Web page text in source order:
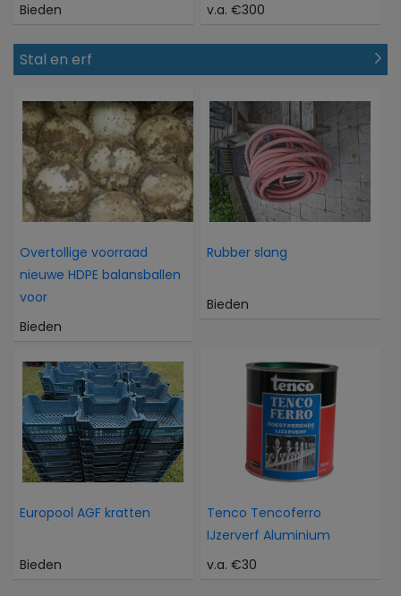
Bieden
v.a. €300
Stal en erf
Overtollige voorraad
nieuwe HDPE balansballen
voor
Bieden
Rubber slang
Bieden
Europool AGF kratten
Bieden
Tenco Tencoferro
IJzerverf Aluminium
v.a. €30